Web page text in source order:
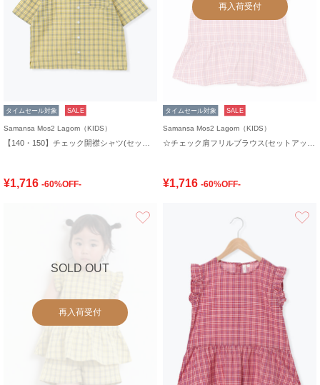
タイムセール対象 SALE
Samansa Mos2 Lagom（KIDS）
¥1,716 -60%OFF-
再入荷受付
タイムセール対象 SALE
Samansa Mos2 Lagom（KIDS）
¥1,716 -60%OFF-
SOLD OUT
再入荷受付